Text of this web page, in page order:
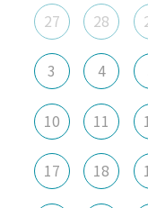
27
28
3 4
10 11
17 18